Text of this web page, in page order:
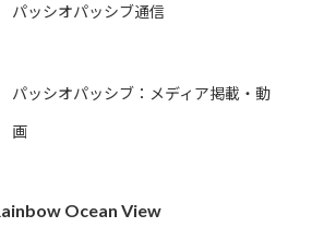
パッシオパッシブ通信
パッシオパッシブ：メディア掲載・動
画
Ocean View